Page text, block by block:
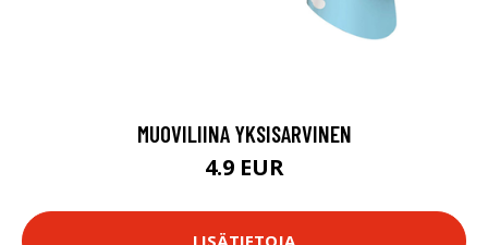
MUOVILIINA YKSISARVINEN
4.9 EUR